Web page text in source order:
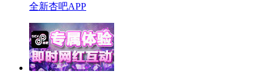
全新杏吧APP